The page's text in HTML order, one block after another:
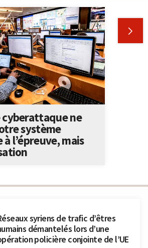
syriens de trafic d’êtres
démantelés lors d’une
policière conjointe de l’UE

cyberattaque ne
système
l’épreuve, mais